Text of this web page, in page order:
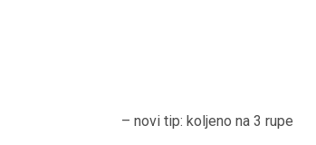
– novi tip: koljeno na 3 rupe